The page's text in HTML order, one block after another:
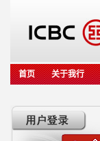
首页 关于我行